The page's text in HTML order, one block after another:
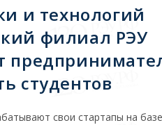
и технологий
филиал РЭУ
студентов
свои стартапы на базе